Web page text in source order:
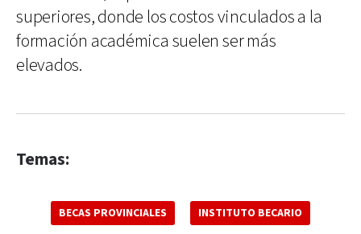
superiores, donde los costos vinculados a la
formación académica suelen ser más
elevados.
Temas:
BECAS PROVINCIALES INSTITUTO BECARIO